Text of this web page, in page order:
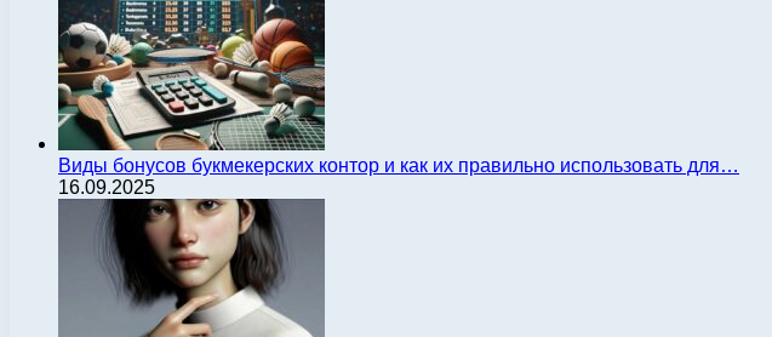
Виды бонусов букмекерских контор и как их правильно использовать для…
16.09.2025